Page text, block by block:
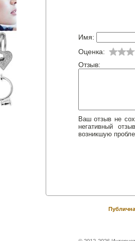
Имя:
Оценка:
Отзыв:
Ваш отзыв не
негативный
возникшую